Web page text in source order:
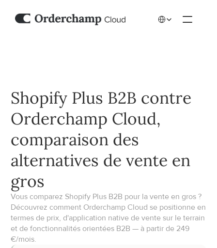
Shopify Plus B2B contre
Orderchamp Cloud,
comparaison des
alternatives de vente en
gros
Vous comparez Shopify Plus B2B pour la vente en gros ?
Découvrez comment Orderchamp Cloud se positionne en
termes de prix, d'application native de vente sur le terrain
et de fonctionnalités orientées B2B — à partir de 249
€/mois.